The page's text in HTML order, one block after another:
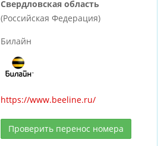
Свердловская область
(Российская Федерация)
Билайн
https://www.beeline.ru/
Проверить перенос номера